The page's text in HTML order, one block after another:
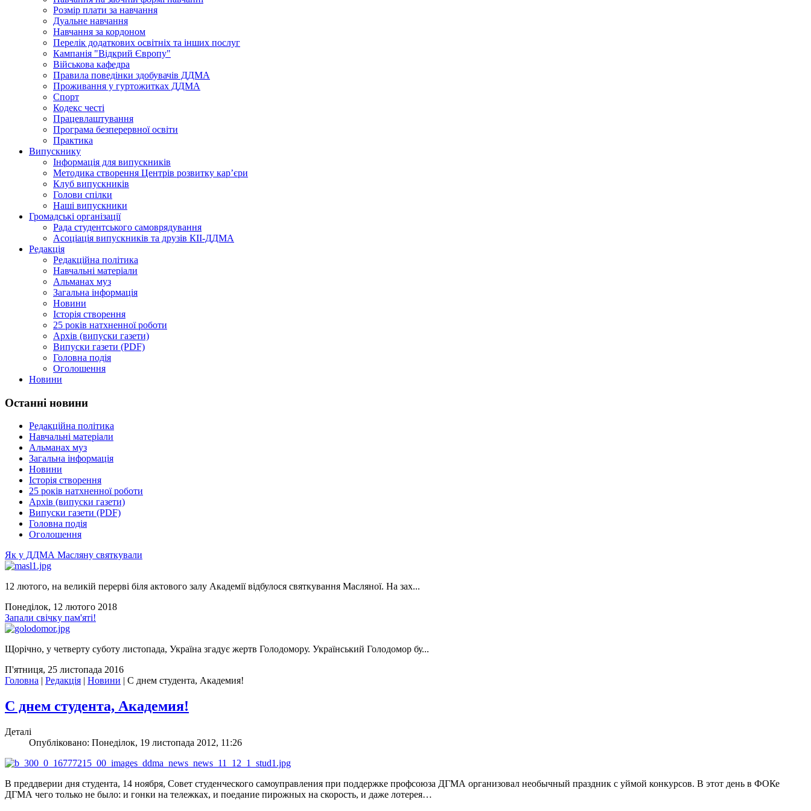
Розмір плати за навчання
Дуальне навчання
Навчання за кордоном
Перелік додаткових освітніх та інших послуг
Кампанія "Відкрий Європу"
Військова кафедра
Правила поведінки здобувачів ДДМА
Проживання у гуртожитках ДДМА
Спорт
Кодекс честі
Працевлаштування
Програма безперервної освіти
Практика
Випускнику
Інформація для випускників
Методика створення Центрів розвитку кар’єри
Клуб випускників
Голови спілки
Наші випускники
Громадські організації
Рада студентського самоврядування
Асоціація випускників та друзів КІІ-ДДМА
Редакція
Редакційна політика
Навчальні матеріали
Альманах муз
Загальна інформація
Новини
Історія створення
25 років натхненної роботи
Архів (випуски газети)
Випуски газети (PDF)
Головна подія
Оголошення
Новини
Останні новини
Редакційна політика
Навчальні матеріали
Альманах муз
Загальна інформація
Новини
Історія створення
25 років натхненної роботи
Архів (випуски газети)
Випуски газети (PDF)
Головна подія
Оголошення
Як у ДДМА Масляну святкували
12 лютого, на великій перерві біля актового залу Академії відбулося святкування Масляної. На зах...
Понеділок, 12 лютого 2018
Запали свічку пам'яті!
Щорічно, у четверту суботу листопада, Україна згадує жертв Голодомору. Український Голодомор бу...
П'ятниця, 25 листопада 2016
Головна | Редакція | Новини | С днем студента, Академия!
С днем студента, Академия!
Деталі
Опубліковано: Понеділок, 19 листопада 2012, 11:26
В преддверии дня студента, 14 ноября, Совет студенческого самоуправления при поддержке профсоюза ДГМА организовал необычный праздник с уймой конкурсов. В этот день в ФОКе
ДГМА чего только не было: и гонки на тележках, и поедание пирожных на скорость, и даже лотерея…